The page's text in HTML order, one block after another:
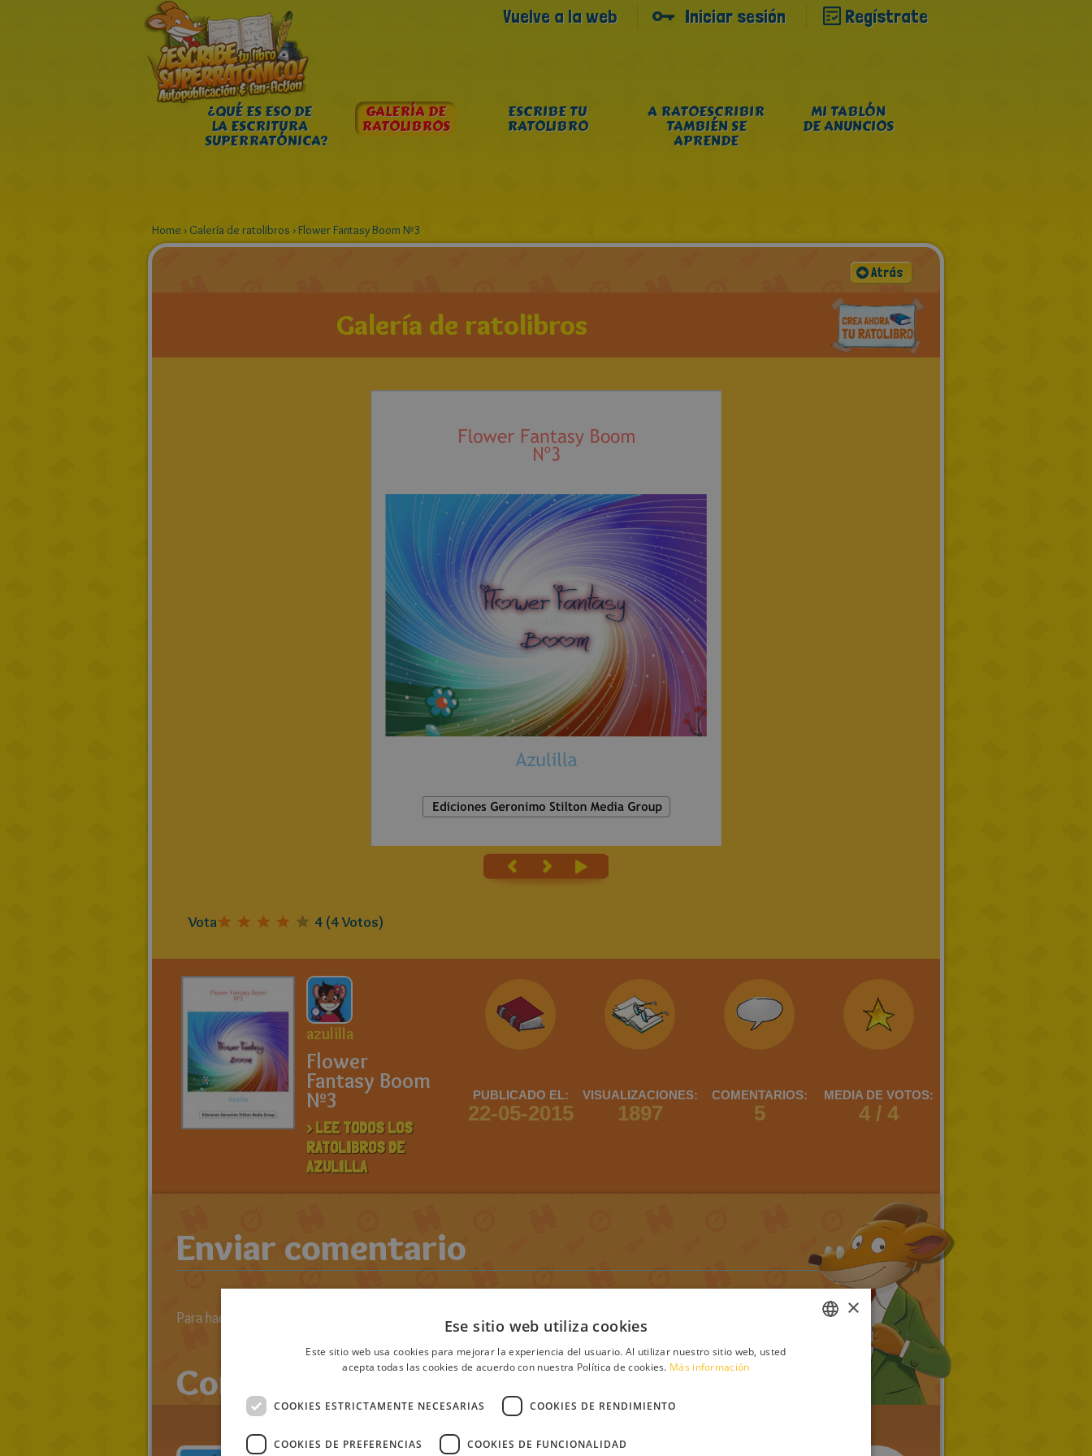
Vuelve a la web Iniciar sesión Regístrate
¿QUÉ ES ESO DE
LA ESCRITURA
SUPERRATÓNICA?
GALERÍA DE
RATOLIBROS
ESCRIBE TU
RATOLIBRO
A RATOESCRIBIR
TAMBIÉN SE
APRENDE
MI TABLÓN
DE ANUNCIOS
Home › Galería de ratolibros ›Flower Fantasy Boom Nº3
Galería de ratolibros
Atrás
Vota 4 (4Votos)
azulilla
Flower
Fantasy Boom
Nº3
> LEE TODOS LOS
RATOLIBROS DE
AZULILLA
PUBLICADO EL:
22-05-2015
VISUALIZACIONES:
1897
COMENTARIOS:
5
MEDIA DE VOTOS:
4 / 4
Enviar comentario
Para hacer comentarios primero debes iniciar sesión Regístrate Login
Comentarios
×
Ese sitio web utiliza cookies
Este sitio web usa cookies para mejorar la experiencia del usuario. Al utilizar nuestro sitio web, usted
acepta todas las cookies de acuerdo con nuestra Política de cookies. Más información
COOKIES ESTRICTAMENTE NECESARIAS COOKIES DE RENDIMIENTO
COOKIES DE PREFERENCIAS COOKIES DE FUNCIONALIDAD